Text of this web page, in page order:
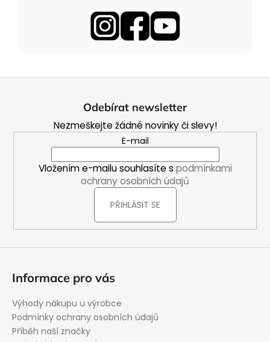
Odebírat newsletter
Nezmeškejte žádné novinky či slevy!
E-mail
Vložením e-mailu souhlasíte s podmínkami
ochrany osobních údajů
PŘIHLÁSIT SE
Informace pro vás
Výhody nákupu u výrobce
Podmínky ochrany osobních údajů
Příběh naší značky